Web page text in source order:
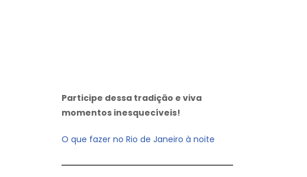
Participe dessa tradição e viva
momentos inesquecíveis!
O que fazer no Rio de Janeiro à noite